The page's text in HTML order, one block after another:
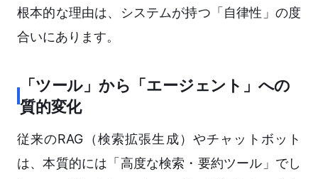
根本的な理由は、システムが持つ「自律性」の度
合いにあります。
「ツール」から「エージェント」への
質的変化
従来のRAG（検索拡張生成）やチャットボット
は、本質的には「高度な検索・要約ツール」でし